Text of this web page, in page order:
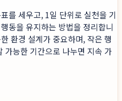
를 세우고, 1일 단위로 실천을 기
동을 유지하는 방법을 정리합니
환경 설계가 중요하며, 작은 행
가능한 기간으로 나누면 지속 가